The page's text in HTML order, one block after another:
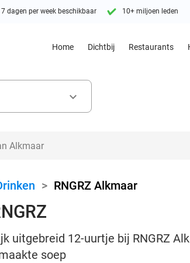
7 dagen per week beschikbaar 10+ miljoen leden
Home Dichtbij Restaurants
keyboard_arrow_down
> RNGRZ Alkmaar
uitgebreid 12-uurtje bij RNGRZ
soep